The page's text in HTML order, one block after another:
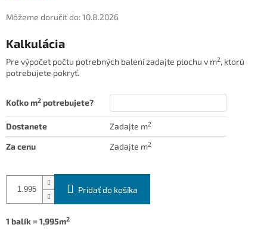
Môžeme doručiť do:10.8.2026
Kalkulácia
Pre výpočet počtu potrebných balení zadajte plochu v m2, ktorú
potrebujete pokryť.
Koľko m2 potrebujete?
Dostanete Zadajte m2
Za cenu Zadajte m2
Pridať do košíka
1 balík = 1,995m2